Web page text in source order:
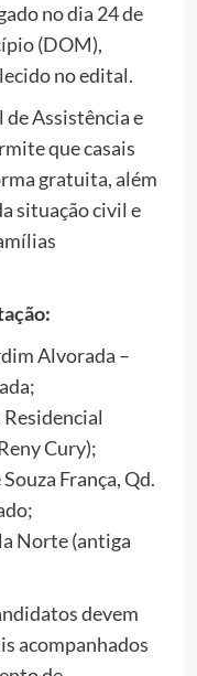
no dia 24 de
(DOM),
no edital.
Assistência e
que casais
gratuita, além
situação civil e
Alvorada –
Residencial
Cury);
França, Qd.
Norte (antiga
devem
acompanhados